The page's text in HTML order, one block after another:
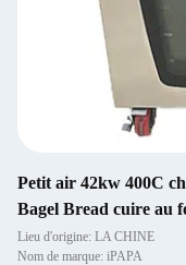
Petit air 42kw 400C
Bagel Bread cuire au
Lieu d'origine: LA CHINE
Nom de marque: iPAPA